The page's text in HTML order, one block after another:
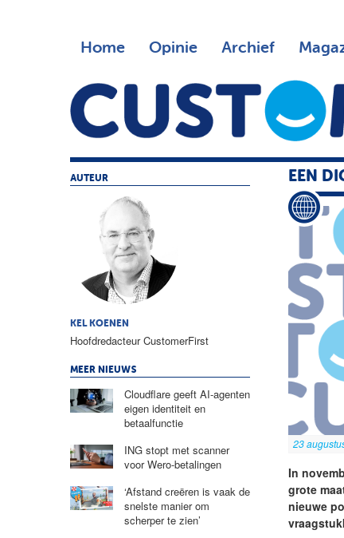
Home Opinie Archief
EEN
23
In
grote
nieuwe
AUTEUR
KEL KOENEN
Hoofdredacteur CustomerFirst
MEER NIEUWS
Cloudflare geeft AI-agenten
eigen identiteit en
betaalfunctie
ING stopt met scanner
voor Wero-betalingen
‘Afstand creëren is vaak de
snelste manier om
scherper te zien’